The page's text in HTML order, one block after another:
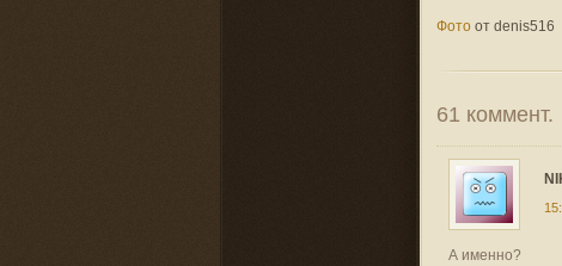
Фото от denis516
61 коммент.
А именно?